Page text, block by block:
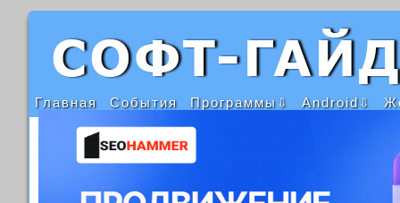
Главная События Программы Android